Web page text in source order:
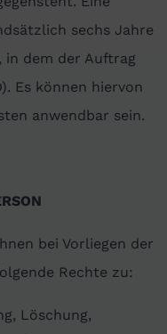
sechs Jahre
in dem der Auftrag
Es können hiervon
anwendbar sein.
bei Vorliegen der
Rechte zu:
Löschung,